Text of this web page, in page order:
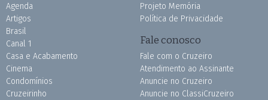
Agenda
Artigos
Brasil
Canal 1
Casa e Acabamento
Cinema
Condomínios
Cruzeirinho
Projeto Memória
Política de Privacidade
Fale conosco
Fale com o Cruzeiro
Atendimento ao Assinante
Anuncie no Cruzeiro
Anuncie no ClassiCruzeiro